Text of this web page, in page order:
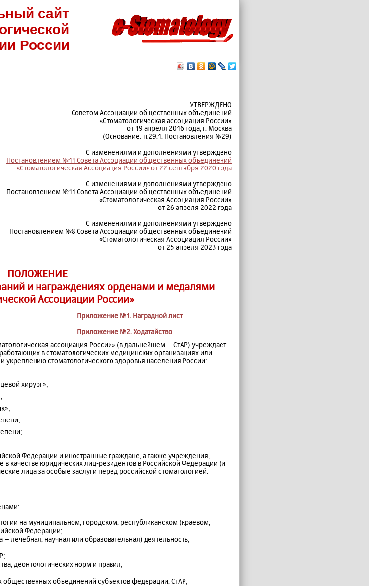
сайт
России
УТВЕРЖДЕНО
Советом Ассоциации общественных объединений
«Стоматологическая ассоциация России»
от 19 апреля 2016 года, г. Москва
(Основание: п.29.1. Постановления №29)
С изменениями и дополнениями утверждено
Постановлением №11 Совета Ассоциации общественных объединений
«Стоматологическая Ассоциация России» от 22 сентября 2020 года
С изменениями и дополнениями утверждено
Постановлением №11 Совета Ассоциации общественных объединений
«Стоматологическая Ассоциация России»
от 26 апреля 2022 года
С изменениями и дополнениями утверждено
Постановлением №8 Совета Ассоциации общественных объединений
«Стоматологическая Ассоциация России»
от 25 апреля 2023 года
ПОЛОЖЕНИЕ
и награждениях орденами и медалями
Ассоциации России»
Приложение №1. Наградной лист
Приложение №2. Ходатайство
ассоциация России» (в дальнейшем – СтАР) учреждает
в стоматологических медицинских организациях или
стоматологического здоровья населения России:
хирург»;
Федерации и иностранные граждане, а также учреждения,
в качестве юридических лиц-резидентов в Российской Федерации (и
лица за особые заслуги перед российской стоматологией.
на муниципальном, городском, республиканском (краевом,
Федерации;
лечебная, научная или образовательная) деятельность;
деонтологических норм и правил;
общественных объединений субъектов федерации, СтАР;